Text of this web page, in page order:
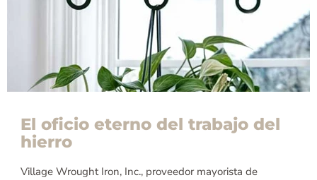
El oficio eterno del trabajo del
hierro
Village Wrought Iron, Inc., proveedor mayorista de